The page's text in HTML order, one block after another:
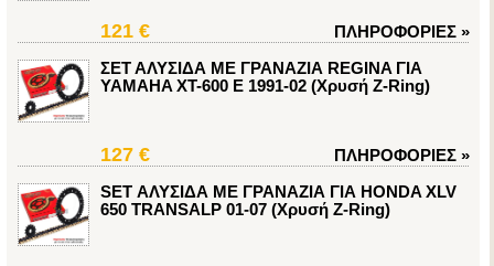
121 € ΠΛΗΡΟΦΟΡΙΕΣ »
ΣΕΤ ΑΛΥΣΙΔΑ ΜΕ ΓΡΑΝΑΖΙΑ REGINA ΓΙΑ
YAMAHA XT-600 E 1991-02 (Χρυσή Z-Ring)
127 € ΠΛΗΡΟΦΟΡΙΕΣ »
SET ΑΛΥΣΙΔΑ ΜΕ ΓΡΑΝΑΖΙΑ ΓΙΑ HONDA XLV
650 TRANSALP 01-07 (Χρυσή Z-Ring)